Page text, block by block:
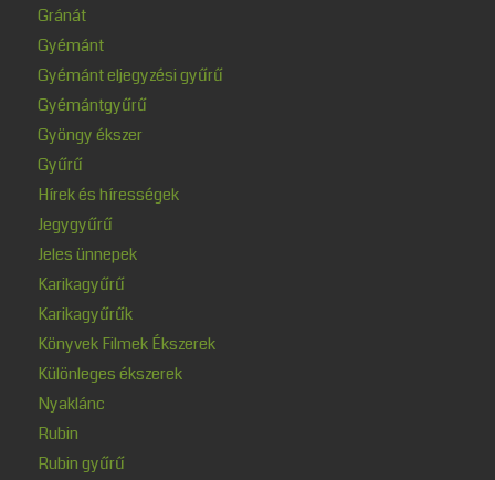
Gránát
Gyémánt
Gyémánt eljegyzési gyűrű
Gyémántgyűrű
Gyöngy ékszer
Gyűrű
Hírek és hírességek
Jegygyűrű
Jeles ünnepek
Karikagyűrű
Karikagyűrűk
Könyvek Filmek Ékszerek
Különleges ékszerek
Nyaklánc
Rubin
Rubin gyűrű